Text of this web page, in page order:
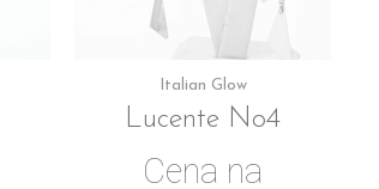
Italian Glow
Lucente No4
Cena na